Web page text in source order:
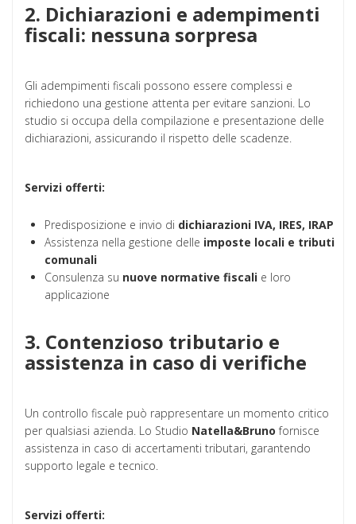
2. Dichiarazioni e adempimenti
fiscali: nessuna sorpresa
Gli adempimenti fiscali possono essere complessi e
richiedono una gestione attenta per evitare sanzioni. Lo
studio si occupa della compilazione e presentazione delle
dichiarazioni, assicurando il rispetto delle scadenze.
Servizi offerti:
Predisposizione e invio di dichiarazioni IVA, IRES, IRAP
Assistenza nella gestione delle imposte locali e tributi
comunali
Consulenza su nuove normative fiscali e loro
applicazione
3. Contenzioso tributario e
assistenza in caso di verifiche
Un controllo fiscale può rappresentare un momento critico
per qualsiasi azienda. Lo Studio Natella&Bruno fornisce
assistenza in caso di accertamenti tributari, garantendo
supporto legale e tecnico.
Servizi offerti: